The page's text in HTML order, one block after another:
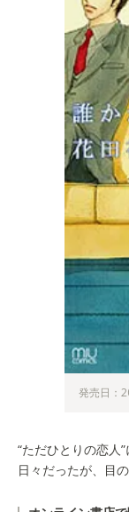
発売日：
“ただひとりの恋人
日々だったが、目